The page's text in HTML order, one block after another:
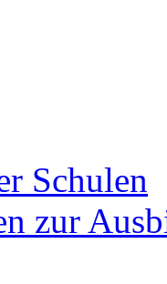
Schulen
zur